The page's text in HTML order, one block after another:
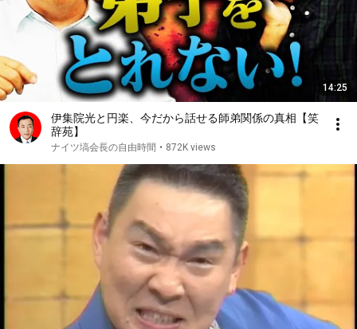
14:25
伊集院光と円楽、今だから話せる師弟関係の真相【笑
辞苑】
ナイツ塙会長の自由時間 • 872K views